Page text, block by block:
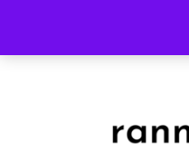
content